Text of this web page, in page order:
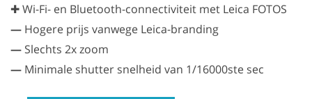
✚ Wi-Fi- en Bluetooth-connectiviteit met Leica FOTOS
— Hogere prijs vanwege Leica-branding
— Slechts 2x zoom
— Minimale shutter snelheid van 1/16000ste sec